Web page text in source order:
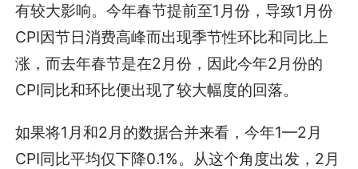
有较大影响。今年春节提前至1月份，导致1月份
CPI因节日消费高峰而出现季节性环比和同比上
涨，而去年春节是在2月份，因此今年2月份的
CPI同比和环比便出现了较大幅度的回落。
如果将1月和2月的数据合并来看，今年1—2月
CPI同比平均仅下降0.1%。从这个角度出发，2月